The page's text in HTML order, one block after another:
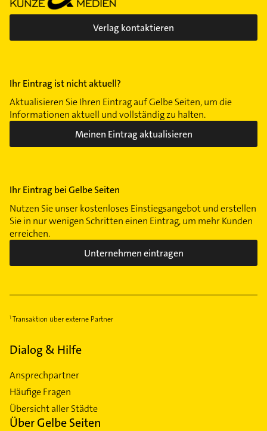
Verlag kontaktieren
Ihr Eintrag ist nicht aktuell?
Aktualisieren Sie Ihren Eintrag auf Gelbe Seiten, um die
Informationen aktuell und vollständig zu halten.
Meinen Eintrag aktualisieren
Ihr Eintrag bei Gelbe Seiten
Nutzen Sie unser kostenloses Einstiegsangebot und erstellen
Sie in nur wenigen Schritten einen Eintrag, um mehr Kunden
erreichen.
Unternehmen eintragen
Transaktion über externe Partner
Dialog & Hilfe
Ansprechpartner
Häufige Fragen
Übersicht aller Städte
Über Gelbe Seiten